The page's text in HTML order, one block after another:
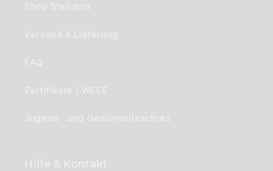
Shop Standort
Versand & Lieferung
FAQ
Zertifikate / WEEE
Jugend- und Gesunheitsschutz
Hilfe & Kontakt